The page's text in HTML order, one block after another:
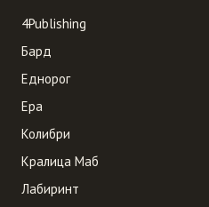
4Publishing
Бард
Еднорог
Ера
Колибри
Кралица Маб
Лабиринт